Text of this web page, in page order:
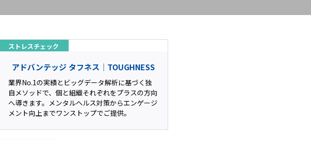
ストレスチェック
アドバンテッジ タフネス｜TOUGHNESS
業界No.1の実績とビッグデータ解析に基づく独
自メソッドで、個と組織それぞれをプラスの方向
へ導きます。メンタルヘルス対策からエンゲージ
メント向上までワンストップでご提供。